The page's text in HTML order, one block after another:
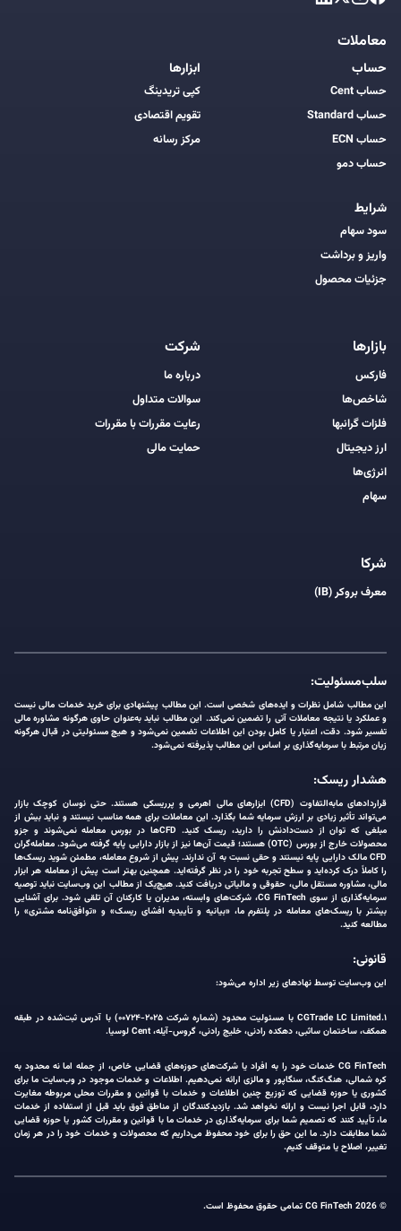
معاملات
حساب
حساب Cent
حساب Standard
حساب ECN
حساب دمو
شرایط
سود سهام
واریز و برداشت
جزئیات محصول
ابزارها
کپی تریدینگ
تقویم اقتصادی
مرکز رسانه
بازارها
فارکس
شاخص‌ها
فلزات گرانبها
ارز دیجیتال
انرژی‌ها
سهام
شرکت
درباره ما
سوالات متداول
رعایت مقررات با مقررات
حمایت مالی
شرکا
معرف بروکر (IB)
سلب‌مسئولیت:
این مطالب شامل نظرات و ایده‌های شخصی است. این مطالب پیشنهادی برای خرید خدمات مالی نیست
و عملکرد یا نتیجه معاملات آتی را تضمین نمی‌کند. این مطالب نباید به‌عنوان حاوی هرگونه مشاوره مالی
تفسیر شود. دقت، اعتبار یا کامل بودن این اطلاعات تضمین نمی‌شود و هیچ مسئولیتی در قبال هرگونه
زیان مرتبط با سرمایه‌گذاری بر اساس این مطالب پذیرفته نمی‌شود.
هشدار ریسک:
قراردادهای مابه‌التفاوت (CFD) ابزارهای مالی اهرمی و پرریسکی هستند. حتی نوسان کوچک بازار
می‌تواند تأثیر زیادی بر ارزش سرمایه شما بگذارد. این معاملات برای همه مناسب نیستند و نباید بیش از
مبلغی که توان از دست‌دادنش را دارید، ریسک کنید. CFDها در بورس معامله نمی‌شوند و جزو
محصولات خارج از بورس (OTC) هستند؛ قیمت آن‌ها نیز از بازار دارایی پایه گرفته می‌شود. معامله‌گران
CFD مالک دارایی پایه نیستند و حقی نسبت به آن ندارند. پیش از شروع معامله، مطمئن شوید ریسک‌ها
را کاملاً درک کرده‌اید و سطح تجربه خود را در نظر گرفته‌اید. همچنین بهتر است پیش از معامله هر ابزار
مالی، مشاوره مستقل مالی، حقوقی و مالیاتی دریافت کنید. هیچ‌یک از مطالب این وب‌سایت نباید توصیه
سرمایه‌گذاری از سوی CG FinTech، شرکت‌های وابسته، مدیران یا کارکنان آن تلقی شود. برای آشنایی
بیشتر با ریسک‌های معامله در پلتفرم ما، «بیانیه و تأییدیه افشای ریسک» و «توافق‌نامه مشتری» را
مطالعه کنید.
قانونی:
این وب‌سایت توسط نهادهای زیر اداره می‌شود:
۱.CGTrade LC Limited با مسئولیت محدود (شماره شرکت ۲۰۲۵-۰۰۷۲۴) با آدرس ثبت‌شده در طبقه
همکف، ساختمان ساثبی، دهکده رادنی، خلیج رادنی، گروس-آیله، Cent لوسیا.
CG FinTech خدمات خود را به افراد یا شرکت‌های حوزه‌های قضایی خاص، از جمله اما نه محدود به
کره شمالی، هنگ‌کنگ، سنگاپور و مالزی ارائه نمی‌دهیم. اطلاعات و خدمات موجود در وب‌سایت ما برای
کشوری یا حوزه قضایی که توزیع چنین اطلاعات و خدمات با قوانین و مقررات محلی مربوطه مغایرت
دارد، قابل اجرا نیست و ارائه نخواهد شد. بازدیدکنندگان از مناطق فوق باید قبل از استفاده از خدمات
ما، تأیید کنند که تصمیم شما برای سرمایه‌گذاری در خدمات ما با قوانین و مقررات کشور یا حوزه قضایی
شما مطابقت دارد. ما این حق را برای خود محفوظ می‌داریم که محصولات و خدمات خود را در هر زمان
تغییر، اصلاح یا متوقف کنیم.
© 2026 CG FinTech تمامی حقوق محفوظ است.